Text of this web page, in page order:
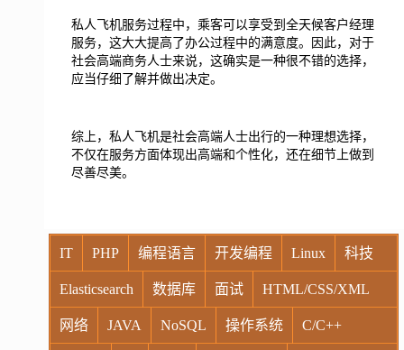
私人飞机服务过程中，乘客可以享受到全天候客户经理
服务，这大大提高了办公过程中的满意度。因此，对于
社会高端商务人士来说，这确实是一种很不错的选择，
应当仔细了解并做出决定。
综上，私人飞机是社会高端人士出行的一种理想选择，
不仅在服务方面体现出高端和个性化，还在细节上做到
尽善尽美。
IT PHP 编程语言 开发编程 Linux 科技
Elasticsearch 数据库 面试 HTML/CSS/XML
网络 JAVA NoSQL 操作系统 C/C++